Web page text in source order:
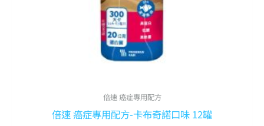
倍速 癌症專用配方
倍速 癌症專用配方-卡布奇諾口味 12罐